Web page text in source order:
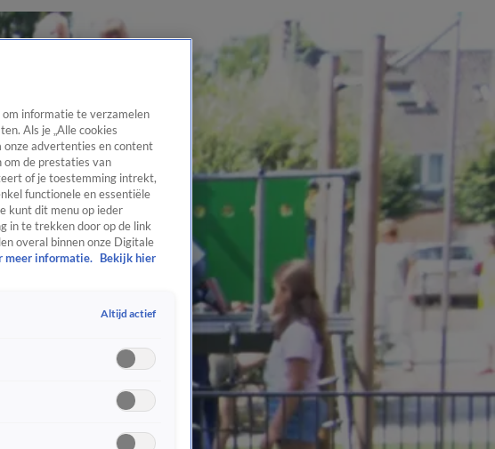
informatie te verzamelen
Als je „Alle cookies
onze advertenties en content
om de prestaties van
of je toestemming intrekt,
functionele en essentiële
kunt dit menu op ieder
in te trekken door op de link
overal binnen onze Digitale
meer informatie.
Bekijk hier
Altijd actief